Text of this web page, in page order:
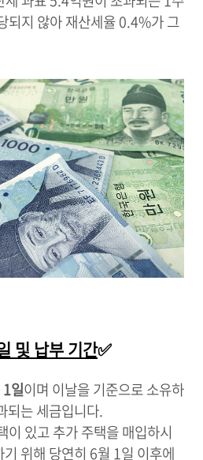
되지 않아 재산세율 0.4%가 그
및 납부 기간✅
일이며 이날을 기준으로 소유하
되는 세금입니다.
이 있고 추가 주택을 매입하시
위해 당연히 6월 1일 이후에